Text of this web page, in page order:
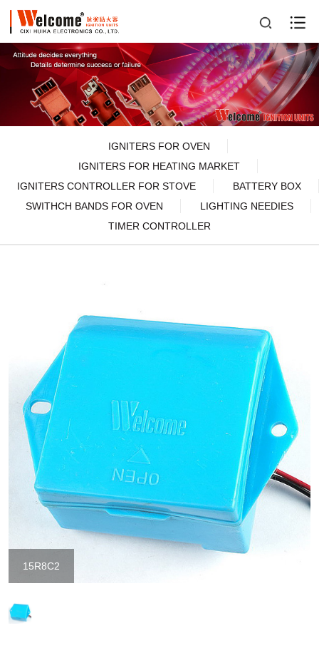
IGNITERS FOR OVEN
IGNITERS FOR HEATING MARKET
IGNITERS CONTROLLER FOR STOVE
BATTERY BOX
SWITHCH BANDS FOR OVEN
LIGHTING NEEDIES
TIMER CONTROLLER
15R8C2